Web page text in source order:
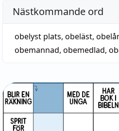
Nästkommande ord
obelyst plats, obeläst,
obemannad, obemedlad,